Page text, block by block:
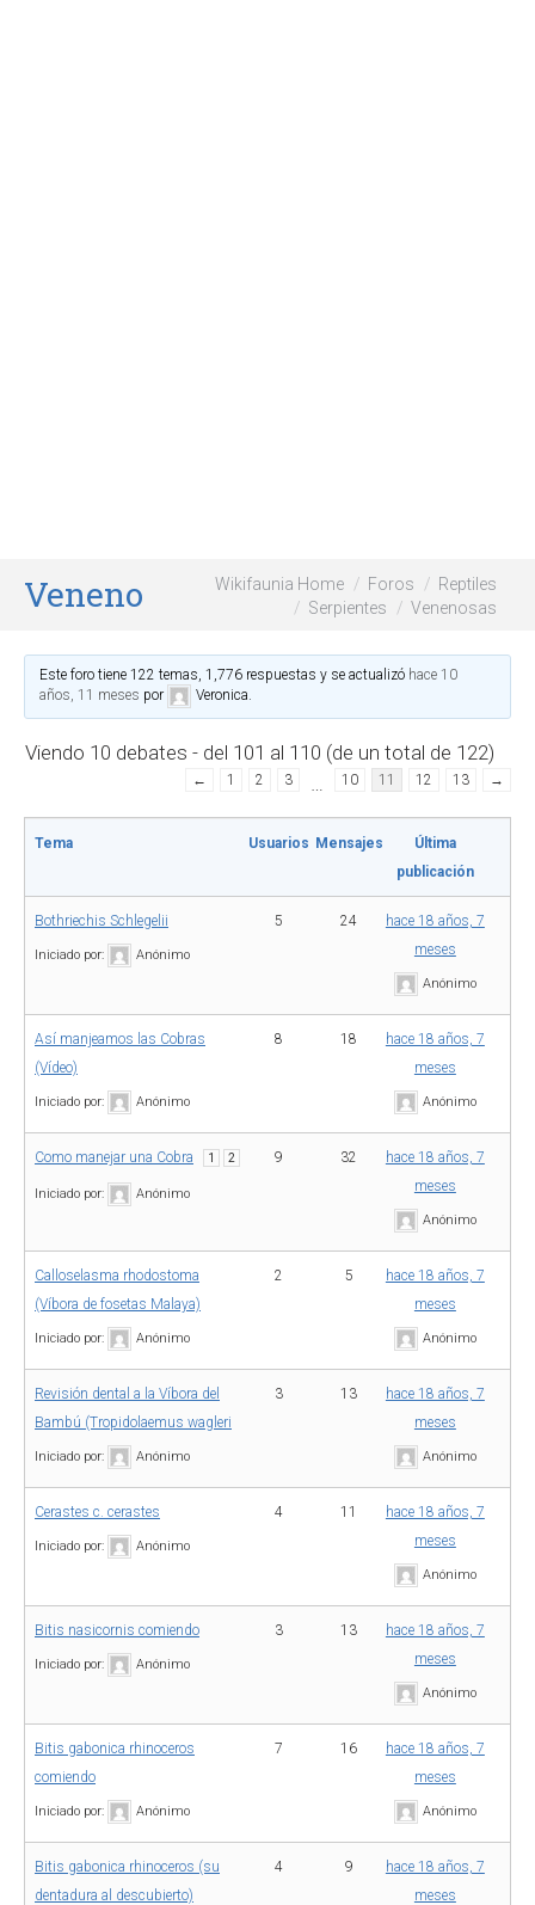
Venenosas Wikifaunia Home Foros
Reptiles
Serpientes
Venenosas
Este foro tiene 122 temas, 1,776 respuestas y se actualizó hace 10
años, 11 meses por Veronica.
Viendo 10 debates - del 101 al 110 (de un total de 122)
← 1 2 3 … 10 11 12 13 →
Tema Usuarios Mensajes
Última
publicación
Bothriechis Schlegelii
Iniciado por: Anónimo
5 24
hace 18 años, 7
meses
Anónimo
Así manjeamos las Cobras
(Vídeo)
Iniciado por: Anónimo
8 18
hace 18 años, 7
meses
Anónimo
Como manejar una Cobra 1 2
Iniciado por: Anónimo
9 32
hace 18 años, 7
meses
Anónimo
Calloselasma rhodostoma
(Víbora de fosetas Malaya)
Iniciado por: Anónimo
2 5
hace 18 años, 7
meses
Anónimo
Revisión dental a la Víbora del
Bambú (Tropidolaemus wagleri
Iniciado por: Anónimo
3 13
hace 18 años, 7
meses
Anónimo
Cerastes c. cerastes
Iniciado por: Anónimo
4 11
hace 18 años, 7
meses
Anónimo
Bitis nasicornis comiendo
Iniciado por: Anónimo
3 13
hace 18 años, 7
meses
Anónimo
Bitis gabonica rhinoceros
comiendo
Iniciado por: Anónimo
7 16
hace 18 años, 7
meses
Anónimo
Bitis gabonica rhinoceros (su
dentadura al descubierto)
4 9
hace 18 años, 7
meses